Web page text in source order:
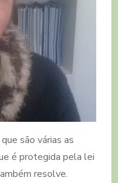
são várias as
é protegida pela lei
resolve.